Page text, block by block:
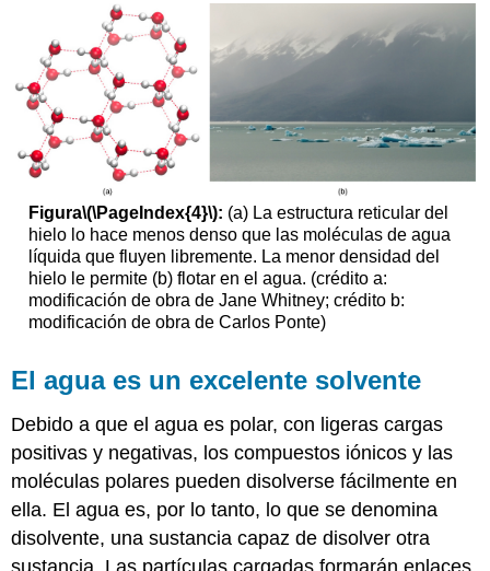
Figura\(\PageIndex{4}\): (a) La estructura reticular del
hielo lo hace menos denso que las moléculas de agua
líquida que fluyen libremente. La menor densidad del
hielo le permite (b) flotar en el agua. (crédito a:
modificación de obra de Jane Whitney; crédito b:
modificación de obra de Carlos Ponte)
El agua es un excelente solvente
Debido a que el agua es polar, con ligeras cargas
positivas y negativas, los compuestos iónicos y las
moléculas polares pueden disolverse fácilmente en
ella. El agua es, por lo tanto, lo que se denomina
disolvente, una sustancia capaz de disolver otra
sustancia. Las partículas cargadas formarán enlaces